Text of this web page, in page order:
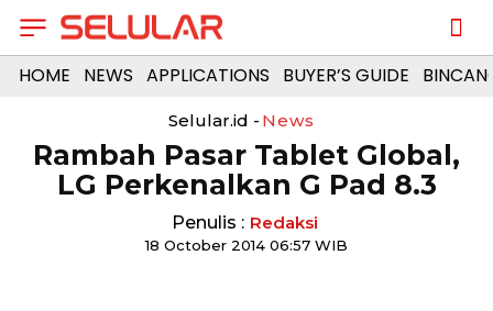
HOME NEWS APPLICATIONS BUYER’S GUIDE
Selular.id - News
Rambah Pasar Tablet Global,
LG Perkenalkan G Pad 8.3
Penulis : Redaksi
18 October 2014 06:57 WIB